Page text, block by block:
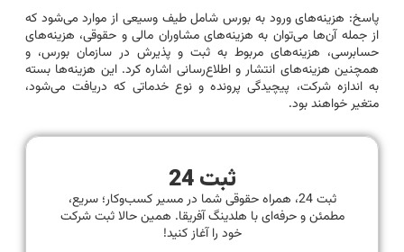
پاسخ: هزینه‌های ورود به بورس شامل طیف وسیعی از موارد می‌شود که
از جمله آن‌ها می‌توان به هزینه‌های مشاوران مالی و حقوقی، هزینه‌های
حسابرسی، هزینه‌های مربوط به ثبت و پذیرش در سازمان بورس، و
همچنین هزینه‌های انتشار و اطلاع‌رسانی اشاره کرد. این هزینه‌ها بسته
به اندازه شرکت، پیچیدگی پرونده و نوع خدماتی که دریافت می‌شود،
متغیر خواهند بود.
ثبت 24
ثبت 24، همراه حقوقی شما در مسیر کسب‌وکار؛ سریع،
مطمئن و حرفه‌ای با هلدینگ آفریقا. همین حالا ثبت شرکت
خود را آغاز کنید!